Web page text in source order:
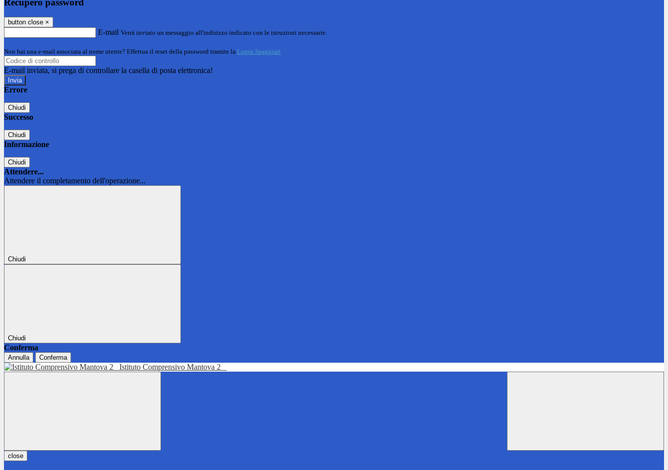
button close ×
E-mail Verrà inviato un messaggio all'indirizzo indicato con le istruzioni necessarie.
Non hai una e-mail associata al nome utente? Effettua il reset della password tramite la Login Spaggiari
E-mail inviata, si prega di controllare la casella di posta elettronica!
Errore
Chiudi
Successo
Chiudi
Informazione
Chiudi
Attendere...
Attendere il completamento dell'operazione...
Chiudi
Chiudi
Conferma
Annulla Conferma
Istituto Comprensivo Mantova 2
close